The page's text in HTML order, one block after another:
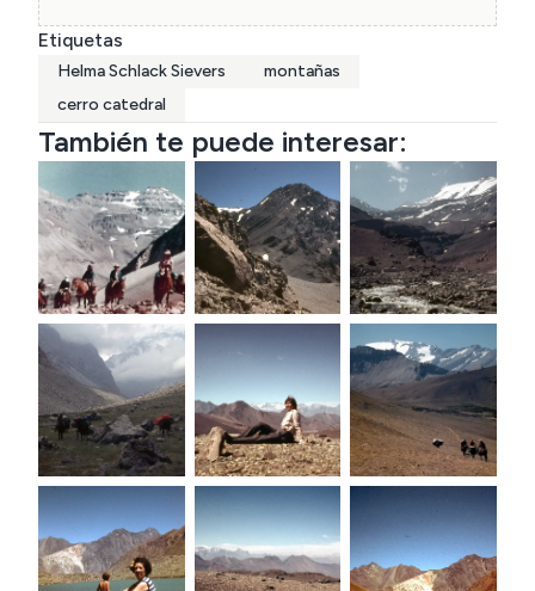
Etiquetas
Helma Schlack Sievers
montañas
cerro catedral
También te puede interesar: